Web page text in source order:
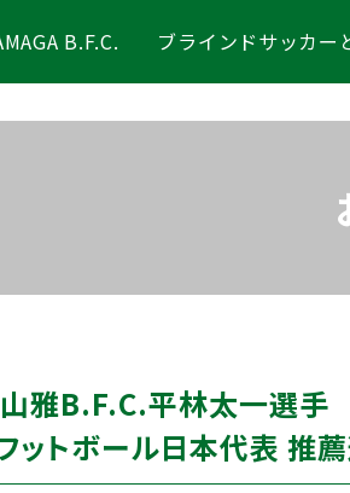
B.F.C. ブラインドサッカー
雅B.F.C.平林太一選手
ットボール日本代表 推